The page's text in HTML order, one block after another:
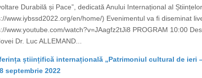
Durabilă și Pace”, dedicată Anului Internațional al
www.iybssd2022.org/en/home/) Evenimentul va fi diseminat
www.youtube.com/watch?v=JAagfz2tJi8 PROGRAM 10:00
Dr. Luc ALLEMAND...
științifică internațională „Patrimoniul cultural de ieri
septembrie 2022